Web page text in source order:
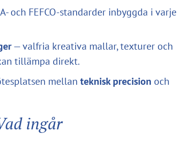
och FEFCO-standarder inbyggda i varje
— valfria kreativa mallar, texturer och
tillämpa direkt.
mellanteknisk precision och
ingår